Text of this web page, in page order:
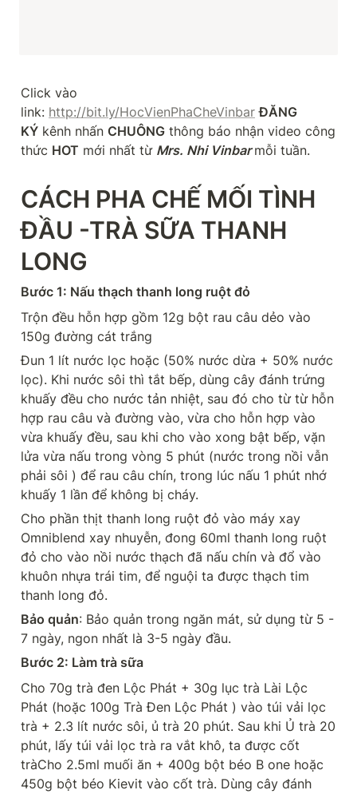
Click vào
link: http://bit.ly/HocVienPhaCheVinbar ĐĂNG
KÝ kênh nhấn CHUÔNG thông báo nhận video công
thức HOT mới nhất từ Mrs. Nhi Vinbar mỗi tuần.
CÁCH PHA CHẾ MỐI TÌNH
ĐẦU -TRÀ SỮA THANH
LONG
Bước 1: Nấu thạch thanh long ruột đỏ
Trộn đều hỗn hợp gồm 12g bột rau câu dẻo vào
150g đường cát trắng
Đun 1 lít nước lọc hoặc (50% nước dừa + 50% nước
lọc). Khi nước sôi thì tắt bếp, dùng cây đánh trứng
khuấy đều cho nước tản nhiệt, sau đó cho từ từ hỗn
hợp rau câu và đường vào, vừa cho hỗn hợp vào
vừa khuấy đều, sau khi cho vào xong bật bếp, vặn
lửa vừa nấu trong vòng 5 phút (nước trong nồi vẫn
phải sôi ) để rau câu chín, trong lúc nấu 1 phút nhớ
khuấy 1 lần để không bị cháy.
Cho phần thịt thanh long ruột đỏ vào máy xay
Omniblend xay nhuyễn, đong 60ml thanh long ruột
đỏ cho vào nồi nước thạch đã nấu chín và đổ vào
khuôn nhựa trái tim, để nguội ta được thạch tim
thanh long đỏ.
Bảo quản: Bảo quản trong ngăn mát, sử dụng từ 5 -
7 ngày, ngon nhất là 3-5 ngày đầu.
Bước 2: Làm trà sữa
Cho 70g trà đen Lộc Phát + 30g lục trà Lài Lộc
Phát (hoặc 100g Trà Đen Lộc Phát ) vào túi vải lọc
trà + 2.3 lít nước sôi, ủ trà 20 phút. Sau khi Ủ trà 20
phút, lấy túi vải lọc trà ra vắt khô, ta được cốt
tràCho 2.5ml muối ăn + 400g bột béo B one hoặc
450g bột béo Kievit vào cốt trà. Dùng cây đánh